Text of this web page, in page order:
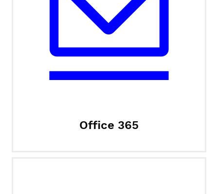
Office 365